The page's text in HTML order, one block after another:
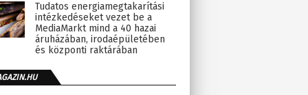
Tudatos energiamegtakarítási
intézkedéseket vezet be a
MediaMarkt mind a 40 hazai
áruházában, irodaépületében
és központi raktárában